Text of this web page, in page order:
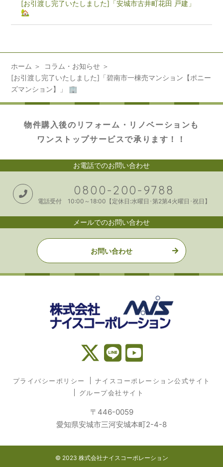
[お引渡し完了いたしました]「安城市古井町花田 戸建」
🏡
ホーム
コラム・お知らせ
[お引渡し完了いたしました]「碧南市一棟売マンション【ポニー
ズマンション】」 🏢
物件購入後のリフォーム・リノベーションも
ワンストップサービスで承ります！！
お電話でのお問い合わせ
0800-200-9788
電話受付 10:00～18:00【定休日:水曜日･第2第4火曜日･祝日】
メールでのお問い合わせ
お問い合わせ
プライバシーポリシー
ナイスコーポレーション公式サイト
グループ会社サイト
〒446-0059
愛知県安城市三河安城本町2-4-8
© 2023 株式会社ナイスコーポレーション